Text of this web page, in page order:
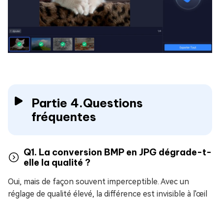
Partie 4.Questions
fréquentes
Q1. La conversion BMP en JPG dégrade-t-
elle la qualité ?
Oui, mais de façon souvent imperceptible. Avec un
réglage de qualité élevé, la différence est invisible à l'œil